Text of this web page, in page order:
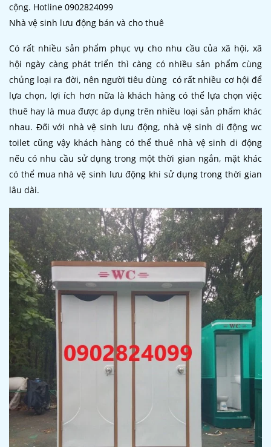
cộng. Hotline 0902824099
Nhà vệ sinh lưu động bán và cho thuê
Có rất nhiều sản phẩm phục vụ cho nhu cầu của xã hội, xã
hội ngày càng phát triển thì càng có nhiều sản phẩm cùng
chủng loại ra đời, nên người tiêu dùng có rất nhiều cơ hội để
lựa chọn, lợi ích hơn nữa là khách hàng có thể lựa chọn việc
thuê hay là mua được áp dụng trên nhiều loại sản phẩm khác
nhau. Đối với nhà vệ sinh lưu động, nhà vệ sinh di động wc
toilet cũng vậy khách hàng có thể thuê nhà vệ sinh di động
nếu có nhu cầu sử dụng trong một thời gian ngắn, mặt khác
có thể mua nhà vệ sinh lưu động khi sử dụng trong thời gian
lâu dài.